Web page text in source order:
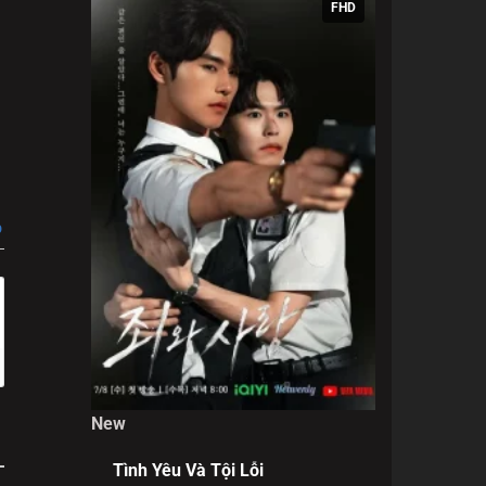
và
FHD
New
Tình Yêu Và Tội Lỗi